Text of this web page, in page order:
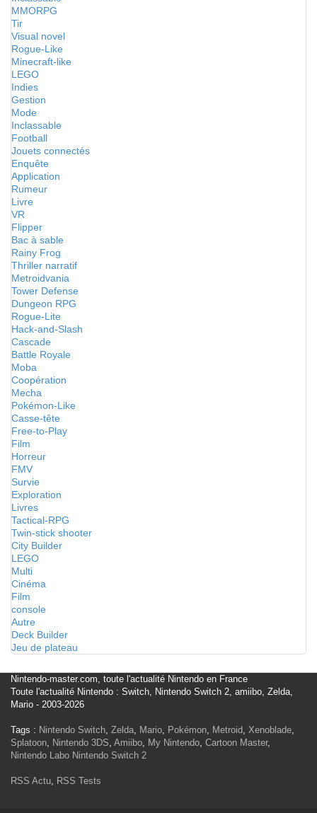
MMORPG
Tir
Visual novel
Rogue-Like
Minecraft-like
LEGO
Indies
Gestion
Mode
Inclassable
Football
Jouets connectés
Enquête
Application
Rumeur
Livre
VR
Flipper
Bac à sable
Rainy Frog
Thriller narratif
Metroidvania
Tower Defense
Dungeon RPG
Rogue-Lite
Hack-and-Slash
Cascade
Battle Royale
Moba
Coopération
Mecha
Pokémon-Like
Casse-tête
Free-to-Play
Film
Horreur
FMV
Survie
Exploration
Livres
Tactical-RPG
Twin-stick shooter
City Builder
LEGO
Multi
Cinéma
Film
console
Autre
Deck Builder
Jeu de plateau
Nintendo-master.com, toute l'actualité Nintendo en France
Toute l'actualité Nintendo : Switch, Nintendo Switch 2, amiibo, Zelda,
Mario - 2003-2026
Tags : Nintendo Switch, Zelda, Mario, Pokémon, Metroid, Xenoblade,
Splatoon, Nintendo 3DS, Amiibo, My Nintendo, Cartoon Master,
Nintendo Labo Nintendo Switch 2
RSS Actu, RSS Tests